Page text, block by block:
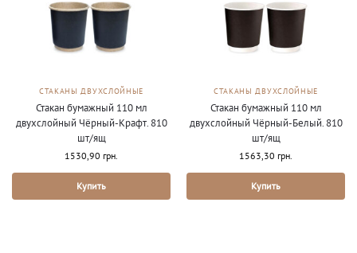
СТАКАНЫ ДВУХСЛОЙНЫЕ
Стакан бумажный 110 мл
двухслойный Чёрный-Крафт. 810
шт/ящ
1530,90 грн.
Купить
СТАКАНЫ ДВУХСЛОЙНЫЕ
Стакан бумажный 110 мл
двухслойный Чёрный-Белый. 810
шт/ящ
1563,30 грн.
Купить